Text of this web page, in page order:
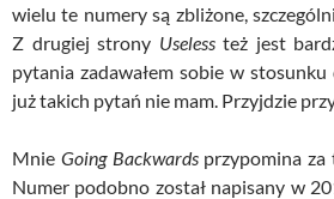
wielu te numery są zbliżone,
Z drugiej strony Uselessteż jest
pytania zadawałem sobie w stosunku
już takich pytań nie mam. Przyjdzie
Mnie Going Backwardsprzypomina za
Numer podobno został napisany w